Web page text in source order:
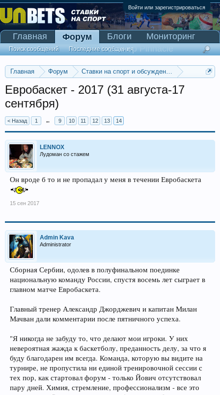
Войти или зарегистрироваться
Главная Форум
Ставки на спорт и обсуждение спортивных
Евробаскет - 2017 (31 августа-17
сентября)
< Назад 1 ← 9 10 11 12 13 14
LENNOX
Лудоман со стажем
Он вроде б то и не пропадал у меня в течении Евробаскета
15 сен 2017
Admin Kava
Administrator
Сборная Сербии, одолев в полуфинальном поединке
национальную команду России, спустя восемь лет сыграет в
главном матче Евробаскета.
Главный тренер Александр Джорджевич и капитан Милан
Мачван дали комментарии после пятничного успеха.
"Я никогда не забуду то, что делают мои игроки. У них
невероятная жажда к баскетболу, преданность делу, за что я
буду благодарен им всегда. Команда, которую вы видите на
турнире, не пропустила ни единой тренировочной сессии с
тех пор, как стартовал форум - только Йович отсутствовал
пару дней. Химия, стремление, профессионализм - все это
Главная Форум
Поиск сообщений Последние сообщения
Блоги
Мониторинг
Сканер Pinnacle